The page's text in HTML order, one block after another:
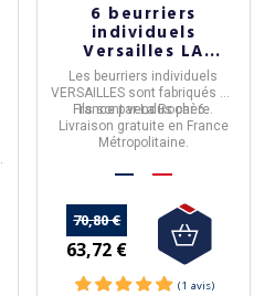
6 beurriers
individuels
Versailles LA
ROCHERE
Les beurriers individuels
VERSAILLES sont fabriqués en
FranceparLa Rochère.
Ils sont vendus par 6.
Livraison gratuite en France
Métropolitaine.
70,80 €
63,72 €